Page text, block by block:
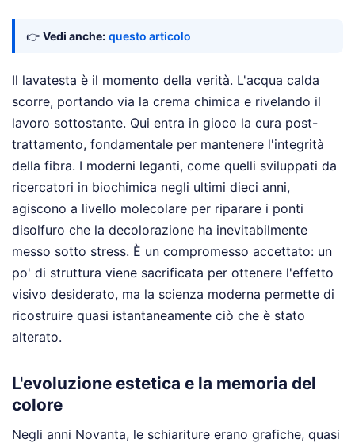
👉 Vedi anche: questo articolo
Il lavatesta è il momento della verità. L'acqua calda
scorre, portando via la crema chimica e rivelando il
lavoro sottostante. Qui entra in gioco la cura post-
trattamento, fondamentale per mantenere l'integrità
della fibra. I moderni leganti, come quelli sviluppati da
ricercatori in biochimica negli ultimi dieci anni,
agiscono a livello molecolare per riparare i ponti
disolfuro che la decolorazione ha inevitabilmente
messo sotto stress. È un compromesso accettato: un
po' di struttura viene sacrificata per ottenere l'effetto
visivo desiderato, ma la scienza moderna permette di
ricostruire quasi istantaneamente ciò che è stato
alterato.
L'evoluzione estetica e la memoria del
colore
Negli anni Novanta, le schiariture erano grafiche, quasi